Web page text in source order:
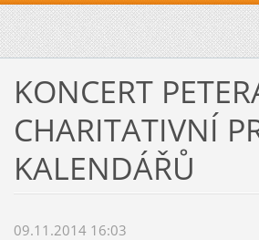
KONCERT
CHARITATIVNÍ
KALENDÁŘŮ
09.11.2014 16:03